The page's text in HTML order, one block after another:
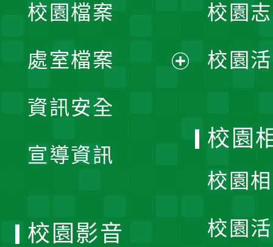
單
校園檔案
處室檔案
資訊安全
宣導資訊
校園
校園
校園
校園
校園
校園影音